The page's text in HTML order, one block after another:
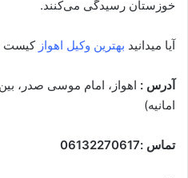
خوزستان رسیدگی می‌کنند.
آیا میدانید بهترین وکیل اهواز کیست
آدرس : اهواز، امام موسی صدر،
امانیه)
تماس :06132270617